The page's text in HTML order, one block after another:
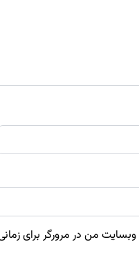
وبسایت من در مرورگر برای